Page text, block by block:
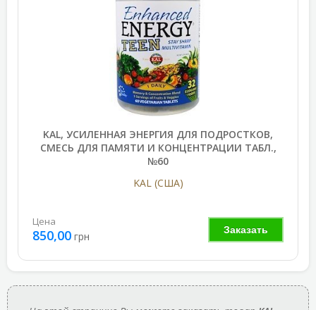
KAL, УСИЛЕННАЯ ЭНЕРГИЯ ДЛЯ ПОДРОСТКОВ,
СМЕСЬ ДЛЯ ПАМЯТИ И КОНЦЕНТРАЦИИ ТАБЛ.,
№60
KAL (США)
Заказать
Цена
850,00 грн